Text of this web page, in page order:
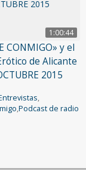
1:00:44
CONMIGO» y el
de Alicante
2015
,
,Podcast de radio